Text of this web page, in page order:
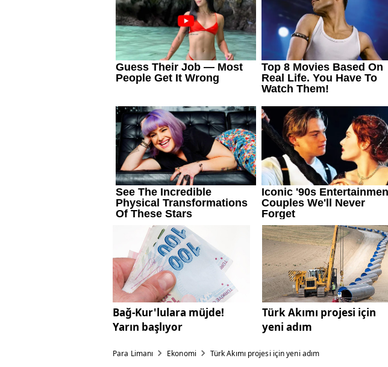
Bağ-Kur'lulara müjde!
Yarın başlıyor
Türk Akımı projesi için
yeni adım
Para Limanı Ekonomi Türk Akımı projesi için yeni adım